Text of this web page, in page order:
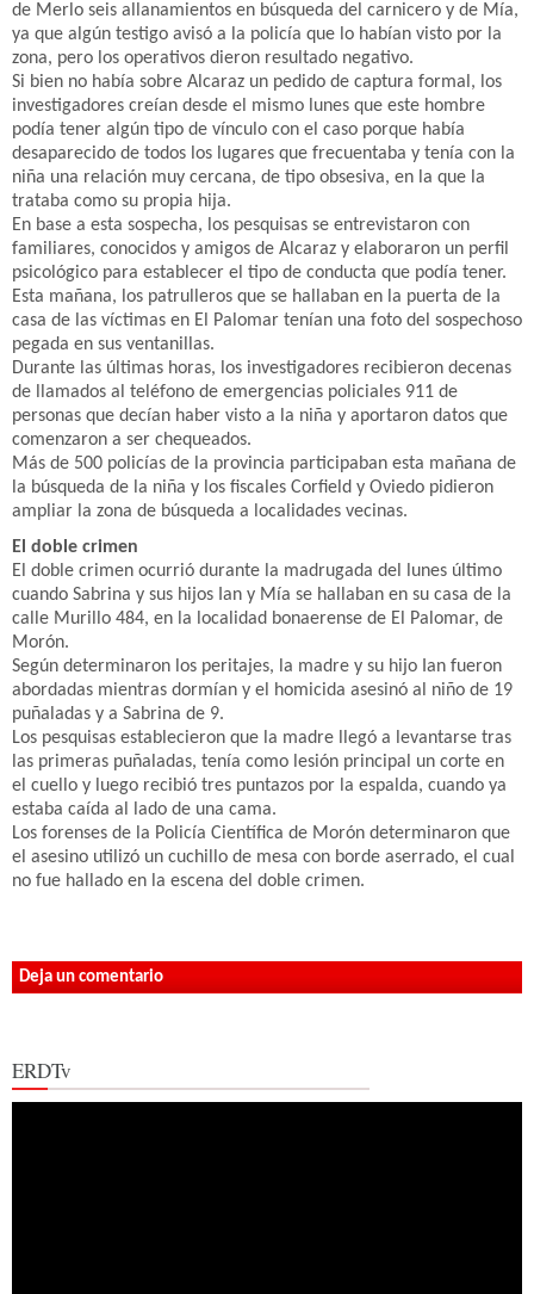
de Merlo seis allanamientos en búsqueda del carnicero y de Mía,
ya que algún testigo avisó a la policía que lo habían visto por la
zona, pero los operativos dieron resultado negativo.
Si bien no había sobre Alcaraz un pedido de captura formal, los
investigadores creían desde el mismo lunes que este hombre
podía tener algún tipo de vínculo con el caso porque había
desaparecido de todos los lugares que frecuentaba y tenía con la
niña una relación muy cercana, de tipo obsesiva, en la que la
trataba como su propia hija.
En base a esta sospecha, los pesquisas se entrevistaron con
familiares, conocidos y amigos de Alcaraz y elaboraron un perfil
psicológico para establecer el tipo de conducta que podía tener.
Esta mañana, los patrulleros que se hallaban en la puerta de la
casa de las víctimas en El Palomar tenían una foto del sospechoso
pegada en sus ventanillas.
Durante las últimas horas, los investigadores recibieron decenas
de llamados al teléfono de emergencias policiales 911 de
personas que decían haber visto a la niña y aportaron datos que
comenzaron a ser chequeados.
Más de 500 policías de la provincia participaban esta mañana de
la búsqueda de la niña y los fiscales Corfield y Oviedo pidieron
ampliar la zona de búsqueda a localidades vecinas.
El doble crimen
El doble crimen ocurrió durante la madrugada del lunes último
cuando Sabrina y sus hijos Ian y Mía se hallaban en su casa de la
calle Murillo 484, en la localidad bonaerense de El Palomar, de
Morón.
Según determinaron los peritajes, la madre y su hijo Ian fueron
abordadas mientras dormían y el homicida asesinó al niño de 19
puñaladas y a Sabrina de 9.
Los pesquisas establecieron que la madre llegó a levantarse tras
las primeras puñaladas, tenía como lesión principal un corte en
el cuello y luego recibió tres puntazos por la espalda, cuando ya
estaba caída al lado de una cama.
Los forenses de la Policía Científica de Morón determinaron que
el asesino utilizó un cuchillo de mesa con borde aserrado, el cual
no fue hallado en la escena del doble crimen.
Deja un comentario
ERDTv